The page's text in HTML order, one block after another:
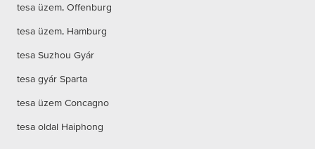
tesa üzem, Offenburg
tesa üzem, Hamburg
tesa Suzhou Gyár
tesa gyár Sparta
tesa üzem Concagno
tesa oldal Haiphong